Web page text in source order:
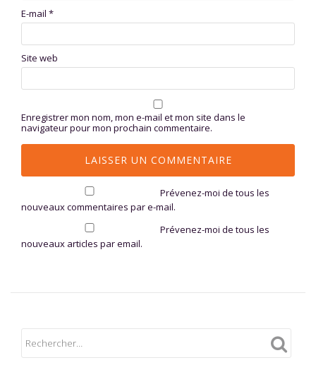
E-mail *
Site web
Enregistrer mon nom, mon e-mail et mon site dans le
navigateur pour mon prochain commentaire.
Prévenez-moi de tous les
nouveaux commentaires par e-mail.
Prévenez-moi de tous les
nouveaux articles par email.